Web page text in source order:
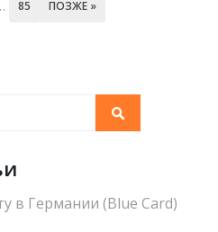
85 ПОЗЖЕ »
в Германии (Blue Card)